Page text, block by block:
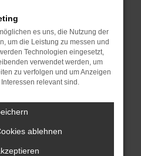
wie Werbeblocker,
Seiten
die Seite in einem
in einem privaten
vorübergehende
Browser und dein
dem neuesten Stand
es uns, die Nutzung der
um die Leistung zu messen und
Technologien eingesetzt,
verwendet werden, um
zu verfolgen und um Anzeigen
relevant sind.
ablehnen